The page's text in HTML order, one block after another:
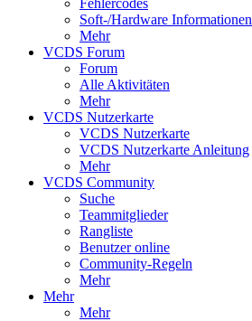
Soft-/Hardware Informationen
Mehr
VCDS Forum
Forum
Alle Aktivitäten
Mehr
VCDS Nutzerkarte
VCDS Nutzerkarte
VCDS Nutzerkarte Anleitung
Mehr
VCDS Community
Suche
Teammitglieder
Rangliste
Benutzer online
Community-Regeln
Mehr
Mehr
Mehr